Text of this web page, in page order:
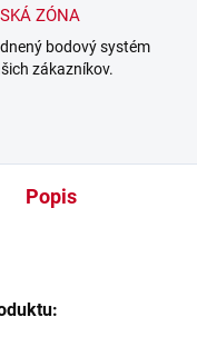
ZÓNA
bodový systém
zákazníkov.
Popis